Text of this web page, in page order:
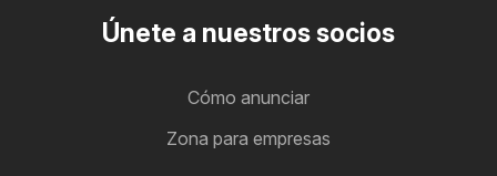
Únete a nuestros socios
Cómo anunciar
Zona para empresas